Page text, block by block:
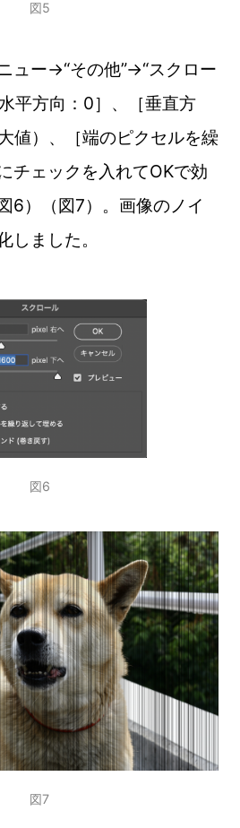
図5
ュー→“その他”→“スクロー
平方向：0］、［垂直方
値）、［端のピクセルを繰
チェックを入れてOKで効
6）（図7）。画像のノイ
しました。
図6
図7